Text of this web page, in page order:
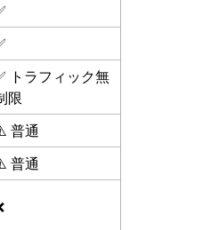
トラフィック無
限
普通
普通